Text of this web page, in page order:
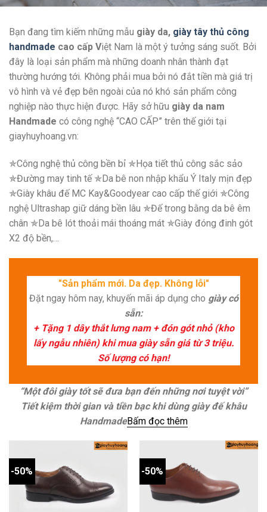
Bạn đang tìm kiếm những mẫu giày da, giày tây thủ công
handmade cao cấp Việt Nam là một ý tưởng sáng suốt. Bởi
đây là loại sản phẩm mà những doanh nhân thành đạt
thường hướng tới. Không phải mua bởi nó đắt tiền mà giá trị
vô hình và vẻ đẹp bên ngoài của nó khó sản phẩm công
nghiệp nào thực hiện được. Hãy sở hữu giày da nam
Handmade có công nghệ “CAO CẤP” trên thế giới tại
giayhuyhoang.vn:
✯Công nghệ thủ công bền bỉ ✯Họa tiết thủ công sắc sảo
✯Đường may tinh tế ✯Da bê non nhập khẩu Ý Italy mịn đẹp
✯Giày khâu đế MC Kay&Goodyear cao cấp thế giới ✯Công
nghệ Ultrashap giữ dáng bền lâu ✯Đế trong bằng da bê êm
chân ✯Da bê lót thoải mái thoáng mát ✯Giày đóng đinh gót
X2 độ bền,…
"Sản phẩm mới. Da đẹp. Không lỗi"
Đặt ngay hôm nay, khuyến mãi áp dụng cho giày có
sẵn:
+ Tặng 1 dây thắt lưng nam + đón gót nhỏ (kho
lấy ngẫu nhiên) khi mua giày sẵn giá từ 3 triệu.
Số lượng có hạn!
“Một đôi giày tốt sẽ đưa bạn đến những nơi tuyệt vời”
Tiết kiệm thời gian và tiền bạc khi dùng giày đế khâu
HandmadeBấm đọc thêm
-50% -50%